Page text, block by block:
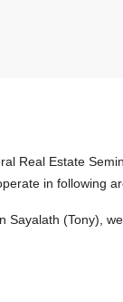
Real Estate
in following
Sayalath (Tony),
Charming
Near US